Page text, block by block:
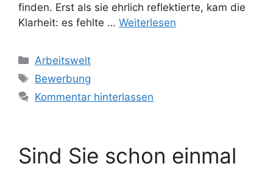
finden. Erst als sie ehrlich reflektierte, kam die
Klarheit: es fehlte … Weiterlesen
Kategorien
Arbeitswelt
Schlagwörter
Bewerbung
Kommentar hinterlassen
Sind Sie schon einmal